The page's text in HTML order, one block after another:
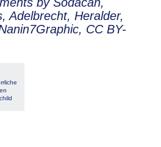
Adelbrecht, Heralder,
CC BY-